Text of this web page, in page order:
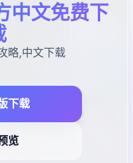
中文免费下
略,中文下载
下载
览